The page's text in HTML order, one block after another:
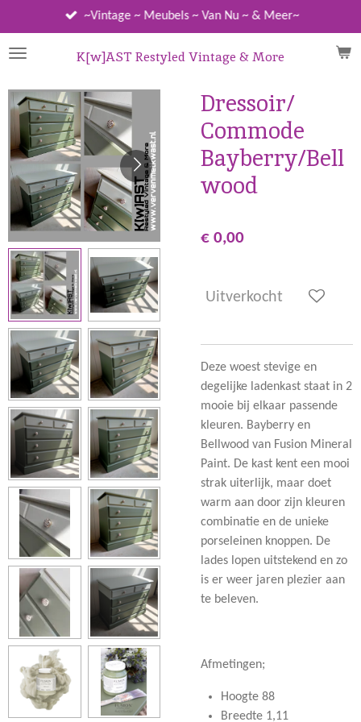
direct
naar
hoofdinhoud
K[w]AST Restyled Vintage & More
~Vintage ~ Meubels ~ Van Nu ~ & Meer~
Dressoir/
Commode
Bayberry/Bell
wood
€ 0,00
Uitverkocht
Deze woest stevige en
degelijke ladenkast staat in 2
mooie bij elkaar passende
kleuren. Bayberry en
Bellwood van Fusion Mineral
Paint. De kast kent een mooi
strak uiterlijk, maar doet
warm aan door zijn kleuren
combinatie en de unieke
porseleinen knoppen. De
lades lopen uitstekend en zo
is er weer jaren plezier aan
te beleven.
Afmetingen;
Hoogte 88
Breedte 1,11